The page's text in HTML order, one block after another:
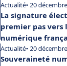
Actualité• 20
La signature
premier pas vers
numérique
Actualité• 20
Souveraineté